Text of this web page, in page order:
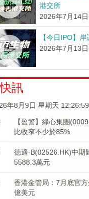
港交所
2026年7月14
【今日IPO】
2026年7月13
快訊
年8月9日 星期天 12:27:00
【盈警】綠心集團
比收窄不少於85%
德適-B(02526.HK)中期
5588.3萬元
香港金管局：7月底官
億美元